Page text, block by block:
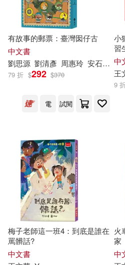
王列耀(1)
王志民(1) 王忠祥(1)
王文華 徐文麗編(1)
王文華、亞平、王宏珍等(1)
王文華、嚴淑女、黃文輝
王文華、李儒林、王蔚、
王夏珍、黃少芬(1)
江蘇人民出版社(1)
海洋委員會海洋保育署(1)
福建少年兒童出版社(1)
稻田(1) 花城出版社
苗栗縣政府教育處圖書資
華中師範大學出版社(1)
有故事的郵票：臺灣囡仔古
中文書
劉思源 劉清彥 周惠玲 安石榴 張
79 折 $292 $370
電 試閱
小
習
中
王
9
梅子老師這一班4：到底是誰在
罵髒話?
中文書
火
家
中